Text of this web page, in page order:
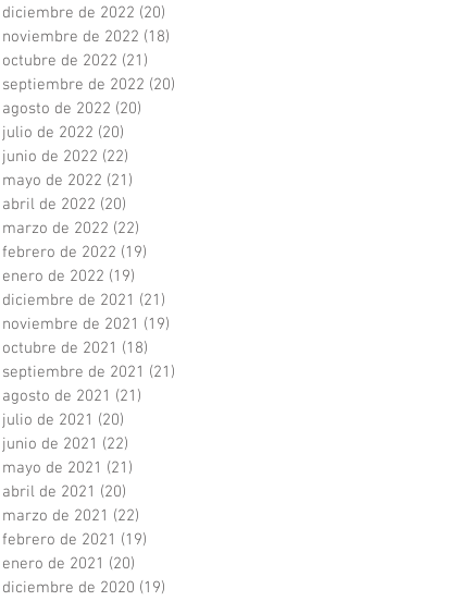
diciembre de 2022 (20)
noviembre de 2022 (18)
octubre de 2022 (21)
septiembre de 2022 (20)
agosto de 2022 (20)
julio de 2022 (20)
junio de 2022 (22)
mayo de 2022 (21)
abril de 2022 (20)
marzo de 2022 (22)
febrero de 2022 (19)
enero de 2022 (19)
diciembre de 2021 (21)
noviembre de 2021 (19)
octubre de 2021 (18)
septiembre de 2021 (21)
agosto de 2021 (21)
julio de 2021 (20)
junio de 2021 (22)
mayo de 2021 (21)
abril de 2021 (20)
marzo de 2021 (22)
febrero de 2021 (19)
enero de 2021 (20)
diciembre de 2020 (19)